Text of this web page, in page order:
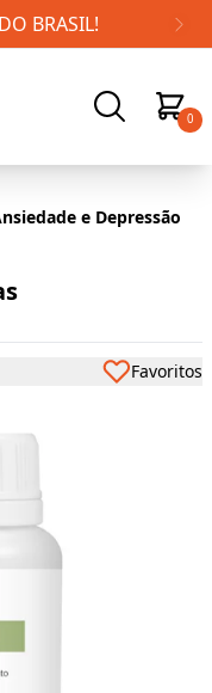
BRASIL!
0
e Depressão
Favoritos